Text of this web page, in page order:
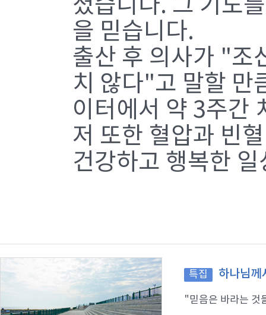
셨습니다. 그 기도
을 믿습니다.
출산 후 의사가 "조
치 않다"고 말할 만
이터에서 약 3주간
저 또한 혈압과 빈
건강하고 행복한
특집 하나님께
"믿음은 바라는 것